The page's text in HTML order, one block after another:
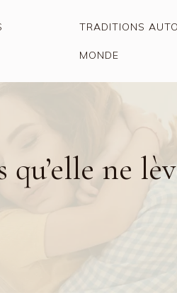
TRADITIONS
MONDE
ne